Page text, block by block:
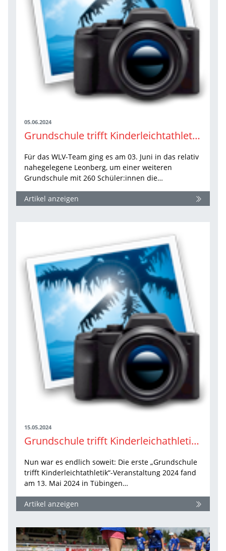
05.06.2024
Grundschule trifft Kinderleichtathletik: Halt Nummer drei in Leonberg
Für das WLV-Team ging es am 03. Juni in das relativ
nahegelegene Leonberg, um einer weiteren
Grundschule mit 260 Schüler:innen die…
Artikel anzeigen
15.05.2024
Grundschule trifft Kinderleichathletik Auftakt in Tübingen
Nun war es endlich soweit: Die erste „Grundschule
trifft Kinderleichtathletik“-Veranstaltung 2024 fand
am 13. Mai 2024 in Tübingen…
Artikel anzeigen